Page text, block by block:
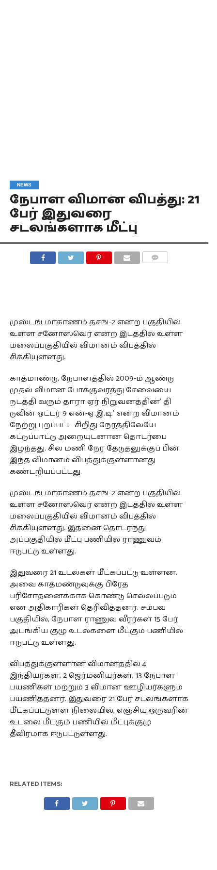
NEWS
நேபாள விமான விபத்து: 21
பேர் இதுவரை
சடலங்களாக மீட்பு
முஸ்டங் மாகாணம் தசங்-2 என்ற பகுதியில்
உள்ள சனோஸ்வெர் என்ற இடத்தில் உள்ள
மலைப்பகுதியில் விமானம் விபத்தில்
சிக்கியுள்ளது.
காத்மாண்டு, நேபாளத்தில் 2009-ம் ஆண்டு
முதல் விமான போக்குவரத்து சேவையை
நடத்தி வரும் தாரா ஏர் நிறுவனத்தின்’ தி
டுவின் ஓட்டர் 9 என்-ஏ.இ.டி.’ என்ற விமானம்
நேற்று புறப்பட்ட சிறிது நேரத்திலேயே
கட்டுப்பாட்டு அறையுடனான தொடர்பை
இழந்தது. சில மணி நேர தேடுதலுக்குப் பின்
இந்த விமானம் விபத்துக்குள்ளானது
கண்டறியப்பட்டது.
முஸ்டங் மாகாணம் தசங்-2 என்ற பகுதியில்
உள்ள சனோஸ்வெர் என்ற இடத்தில் உள்ள
மலைப்பகுதியில் விமானம் விபத்தில்
சிக்கியுள்ளது. இதனை தொடர்ந்து
அப்பகுதியில் மீட்பு பணியில் ராணுவம்
ஈடுபட்டு உள்ளது.
இதுவரை 21 உடல்கள் மீட்கப்பட்டு உள்ளன.
அவை காத்மண்டுவுக்கு பிரேத
பரிசோதனைக்காக கொண்டு செல்லப்படும்
என அதிகாரிகள் தெரிவித்தனர். சம்பவ
பகுதியில், நேபாள ராணுவ வீரர்கள் 15 பேர்
அடங்கிய குழு உடல்களை மீட்கும் பணியில்
ஈடுபட்டு உள்ளது.
விபத்துக்குள்ளான விமானத்தில் 4
இந்தியர்கள், 2 ஜெர்மனியர்கள், 13 நேபாள
பயணிகள் மற்றும் 3 விமான ஊழியர்களும்
பயணித்தனர். இதுவரை 21 பேர் சடலங்களாக
மீட்கப்பட்டுள்ள நிலையில், எஞ்சிய ஒருவரின்
உடலை மீட்கும் பணியில் மீட்புக்குழு
தீவிரமாக ஈடுபட்டுள்ளது.
RELATED ITEMS: